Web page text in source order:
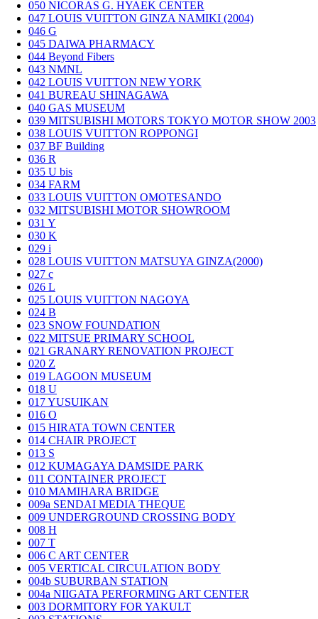
050 NICORAS G. HYAEK CENTER
047 LOUIS VUITTON GINZA NAMIKI (2004)
046 G
045 DAIWA PHARMACY
044 Beyond Fibers
043 NMNL
042 LOUIS VUITTON NEW YORK
041 BUREAU SHINAGAWA
040 GAS MUSEUM
039 MITSUBISHI MOTORS TOKYO MOTOR SHOW 2003
038 LOUIS VUITTON ROPPONGI
037 BF Building
036 R
035 U bis
034 FARM
033 LOUIS VUITTON OMOTESANDO
032 MITSUBISHI MOTOR SHOWROOM
031 Y
030 K
029 i
028 LOUIS VUITTON MATSUYA GINZA(2000)
027 c
026 L
025 LOUIS VUITTON NAGOYA
024 B
023 SNOW FOUNDATION
022 MITSUE PRIMARY SCHOOL
021 GRANARY RENOVATION PROJECT
020 Z
019 LAGOON MUSEUM
018 U
017YUSUIKAN
016 O
015 HIRATA TOWN CENTER
014 CHAIR PROJECT
013 S
012 KUMAGAYA DAMSIDE PARK
011 CONTAINER PROJECT
010 MAMIHARA BRIDGE
009a SENDAI MEDIA THEQUE
009 UNDERGROUND CROSSING BODY
008 H
007 T
006 C ART CENTER
005 VERTICAL CIRCULATION BODY
004b SUBURBAN STATION
004a NIIGATA PERFORMING ART CENTER
003 DORMITORY FOR YAKULT